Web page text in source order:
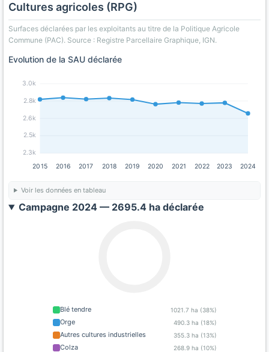
Cultures agricoles (RPG)
Surfaces déclarées par les exploitants au titre de la Politique Agricole
Commune (PAC). Source : Registre Parcellaire Graphique, IGN.
Evolution de la SAU déclarée
2.3k
2.5k
2.6k
2.8k
3.0k
2015 2016 2017 2018 2019 2020 2021 2022 2023 2024
Voir les données en tableau
Campagne 2024 — 2695.4 ha déclarée
Blé tendre 1021.7 ha (38%)
Orge 490.3 ha (18%)
Autres cultures industrielles 355.3 ha (13%)
Colza 268.9 ha (10%)